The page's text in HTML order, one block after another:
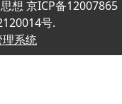
想 京ICP备12007865
号.
系统